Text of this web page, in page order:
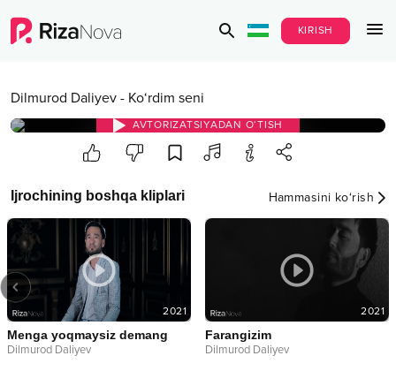
KIRISH
Dilmurod Daliyev - Ko‘rdim seni
AVTORIZATSIYADAN O‘TISH
Ijrochining boshqa kliplari Hammasini ko‘rish
2021
Menga yoqmaysiz demang
Dilmurod Daliyev
2021
Farangizim
Dilmurod Daliyev